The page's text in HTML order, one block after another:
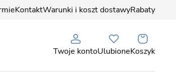
KontaktWarunki i koszt dostawyRabaty
Twoje kontoUlubioneKoszyk